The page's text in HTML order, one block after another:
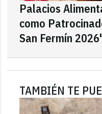
Palacios
como
San Fermín
TAMBIÉN TE